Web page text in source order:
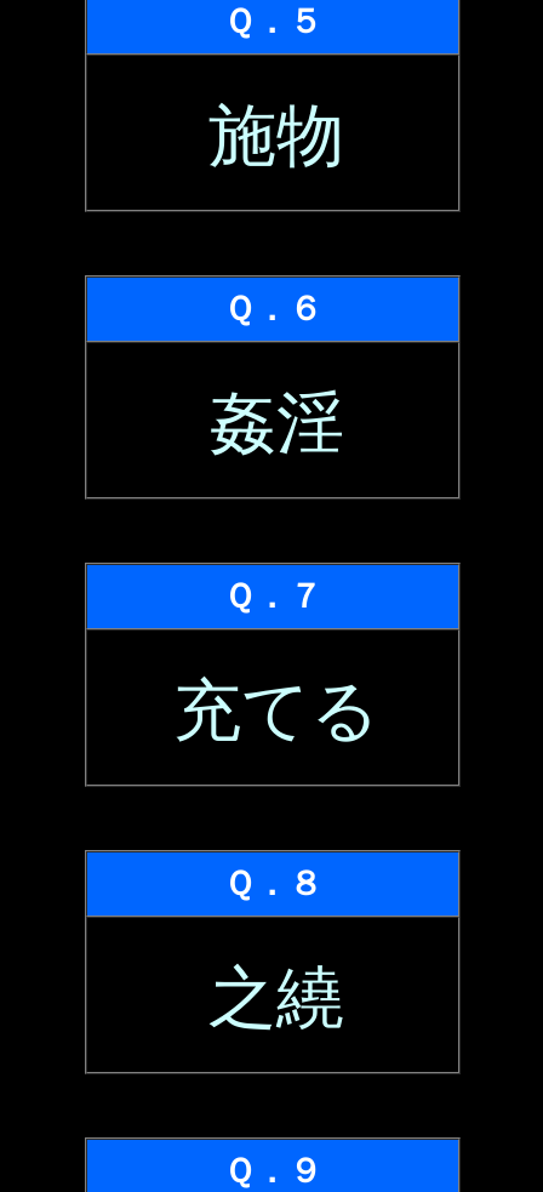
Ｑ．５
施物
Ｑ．６
姦淫
Ｑ．７
充てる
Ｑ．８
之繞
Ｑ．９